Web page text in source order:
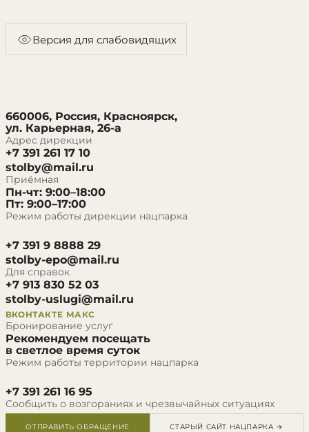
Версия для слабовидящих
660006, Россия, Красноярск,
ул. Карьерная, 26-а
Адрес дирекции
+7 391 261 17 10
stolby@mail.ru
Приёмная
Пн-чт: 9:00–18:00
Пт: 9:00–17:00
Режим работы дирекции нацпарка
+7 391 9 8888 29
stolby-epo@mail.ru
Для справок
+7 913 830 52 03
stolby-uslugi@mail.ru
ВКОНТАКТЕ МАКС
Бронирование услуг
Рекомендуем посещать
в светлое время суток
Режим работы территории нацпарка
+7 391 261 16 95
Сообщить о возгораниях и чрезвычайных ситуациях
ОТПРАВИТЬ ОБРАЩЕНИЕ СТАРЫЙ САЙТ НАЦПАРКА →